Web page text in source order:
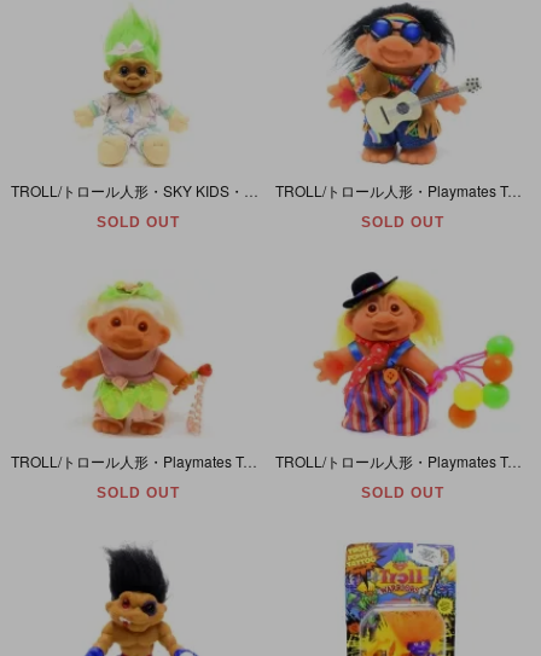
SOLD OUT
TROLL/トロール人形・Playmates Toys/プレイメイツトイズ 「ブラック/Ｍ/ヒッピー・ミュージシャン/Peace(ピース)」 2001
SOLD OUT
TROLL/トロール人形・Playmates Toys/プレイメイツトイズ 「ホワイト/Ｍ/妖精・バレリーナ/Beauty(ビューティー)」 2001
SOLD OUT
TROLL/トロール人形・Playmates Toys/プレイメイツトイズ 「イエロー/Ｍ/バルーン・風船/Laughter(ラーフター・笑い)」 2001・塗装移り有
SOLD OUT